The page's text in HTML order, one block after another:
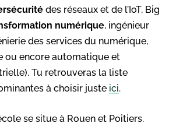
des réseaux et de l’IoT, Big
numérique, ingénieur
des services du numérique,
ou encore automatique et
Tu retrouveras la liste
à choisir juste ici.
se situe à Rouen et Poitiers.